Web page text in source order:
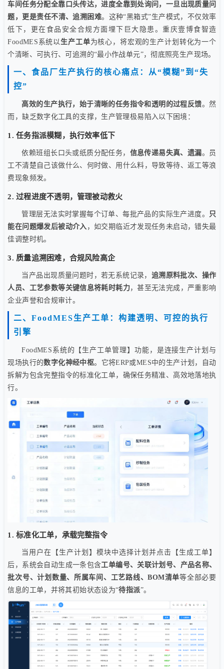
车间任务分配全靠口头传达，进度全靠到处询问，一旦出现质量问
题，更是责任不清、追溯困难。这种“黑箱式”生产模式，不仅效率
低下，更在食品安全合规方面埋下巨大隐患。重庆壹博食智造
FoodMES系统以生产工单为核心，将宏观的生产计划转化为一个
个清晰、可执行、可追溯的“最小作战单元”，彻底照亮生产现场。
一、食品厂生产执行的核心痛点：从“模糊”到“失
控”
高效的生产执行，始于清晰的任务指令和透明的过程反馈。然
而，缺乏数字化工具的支撑，生产管理极易陷入以下困境：
1. 任务指派模糊，执行效率低下
依赖班组长口头或纸质分配任务， 信息传递易失真、遗漏。员
工不清楚自己该做什么、何时做、用什么料，导致等待、返工等浪
费现象频发。
2. 过程进度不透明，管理被动救火
管理层无法实时掌握每个订单、每批产品的实际生产进度。
只
能在问题爆发后被动介入 ，如交期临近才发现任务未启动，错失最
佳调整时机。
3. 质量追溯困难，合规风险高企
当产品出现质量问题时，若无系统记录， 追溯原料批次、操作
人员、工艺参数等关键信息将耗时耗力，甚至无法完成，严重影响
企业声誉和合规审计。
二、FoodMES生产工单：构建透明、可控的执行
引擎
FoodMES系统的【生产工单管理】功能，是连接生产计划与
现场执行的数字化神经中枢。它将ERP或MES中的生产计划，自动
拆解为包含完整指令的标准化工单，确保任务精准、高效地落地执
行。
1. 标准化工单，承载完整指令
当用户在【生产计划】模块中选择计划并点击【生成工单】
后，系统会自动生成一条包含工单编号、关联计划号、产品名称、
批次号、计划数量、所属车间、工艺路线、BOM清单等全部必要
信息的工单，并将其初始状态设为“待指派”。